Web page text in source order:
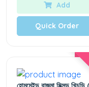
Add
Quick Order